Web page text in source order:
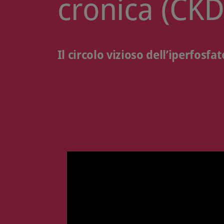
cronica
Il circolo vizioso